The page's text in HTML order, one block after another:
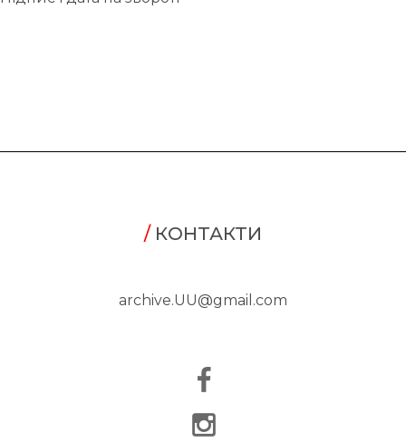
/КОНТАКТИ
archive.UU@gmail.com